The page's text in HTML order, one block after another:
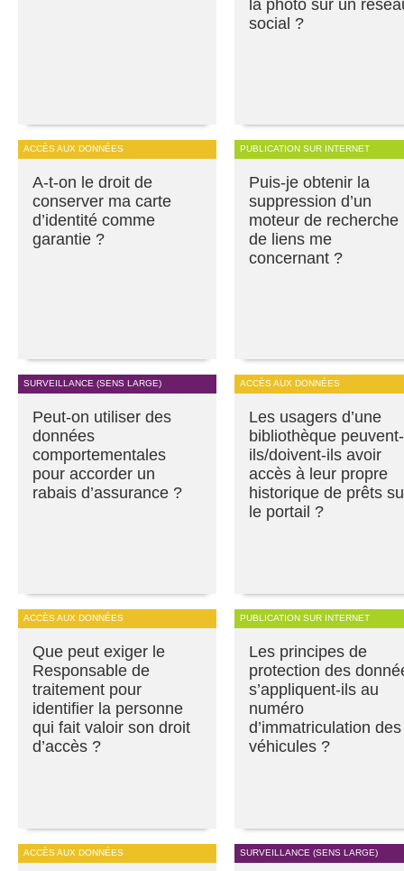
la photo sur un
social ?
ACCÈS AUX DONNÉES
A-t-on le droit de
conserver ma carte
d’identité comme
garantie ?
PUBLICATION SUR INTERNET
Puis-je obtenir la
suppression d’un
moteur de recherche
de liens me
concernant ?
SURVEILLANCE (SENS LARGE)
Peut-on utiliser des
données
comportementales
pour accorder un
rabais d’assurance ?
ACCÈS AUX DONNÉES
Les usagers d’une
bibliothèque peuvent-
ils/doivent-ils avoir
accès à leur propre
historique de prêts
le portail ?
ACCÈS AUX DONNÉES
Que peut exiger le
Responsable de
traitement pour
identifier la personne
qui fait valoir son droit
d’accès ?
PUBLICATION SUR INTERNET
Les principes de
protection des
s’appliquent-ils au
numéro
d’immatriculation des
véhicules ?
ACCÈS AUX DONNÉES SURVEILLANCE (SENS LARGE)